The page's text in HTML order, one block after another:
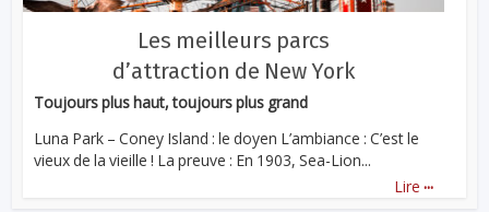
Les meilleurs parcs
d’attraction de New York
Toujours plus haut, toujours plus grand
Luna Park – Coney Island : le doyen L’ambiance : C’est le
vieux de la vieille ! La preuve : En 1903, Sea-Lion...
Lire ...